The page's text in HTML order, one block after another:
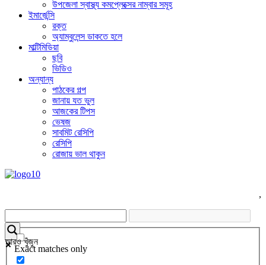
উপজেলা স্বাস্থ্য কমপ্লেক্সের নাম্বার সমূহ
ইমার্জেন্সি
রক্ত
অ্যাম্বুলেন্স ডাকতে হলে
মাল্টিমিডিয়া
ছবি
ভিডিও
অন্যান্য
পাঠকের গল্প
জানায় যত ভুল
আজকের টিপস
ভেষজ
সাবমিট রেসিপি
রেসিপি
রোজায় ভাল থাকুন
,
আরও খুঁজুন
Exact matches only